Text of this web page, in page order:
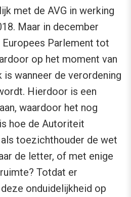
met de AVG in werking
Maar in december
Parlement tot
op het moment van
is wanneer de verordening
Hierdoor is een
waardoor het nog
hoe de Autoriteit
toezichthouder de wet
de letter, of met enige
Totdat er
onduidelijkheid op